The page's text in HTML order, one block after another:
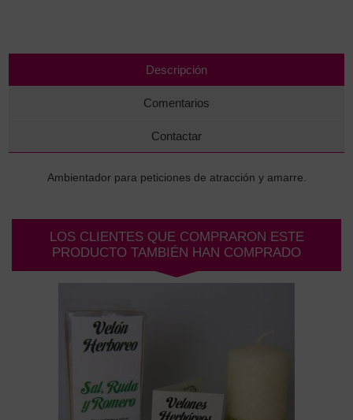
Descripción
Comentarios
Contactar
Ambientador para peticiones de atracción y amarre.
LOS CLIENTES QUE COMPRARON ESTE
PRODUCTO TAMBIÉN HAN COMPRADO